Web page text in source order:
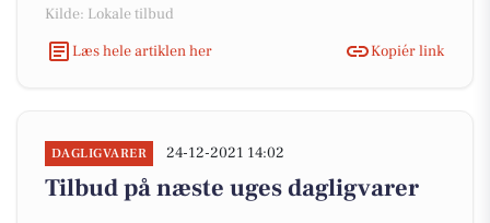
Kilde: Lokale tilbud
Læs hele artiklen her
Kopiér link
DAGLIGVARER 24-12-2021 14:02
Tilbud på næste uges dagligvarer